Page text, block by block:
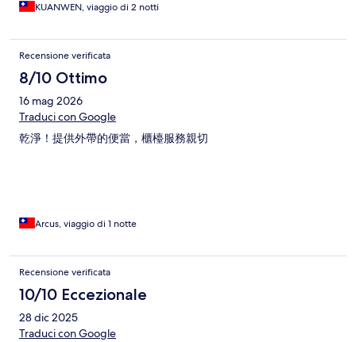
KUANWEN, viaggio di 2 notti
Recensione verificata
8/10 Ottimo
16 mag 2026
Traduci con Google
乾淨！提供外帶的便當，櫃檯服務親切
Arcus, viaggio di 1 notte
Recensione verificata
10/10 Eccezionale
28 dic 2025
Traduci con Google